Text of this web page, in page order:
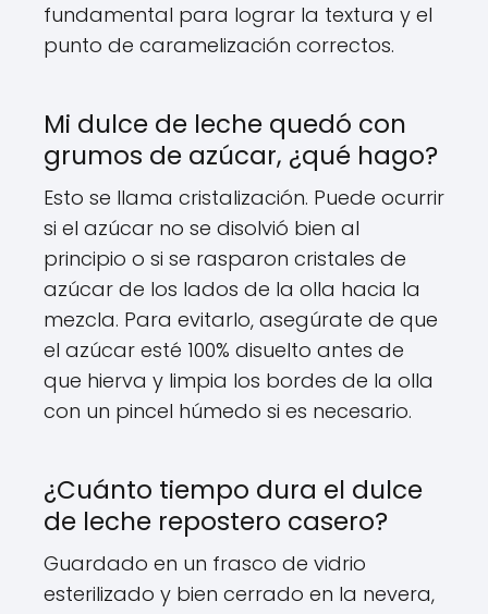
fundamental para lograr la textura y el
punto de caramelización correctos.
Mi dulce de leche quedó con
grumos de azúcar, ¿qué hago?
Esto se llama cristalización. Puede ocurrir
si el azúcar no se disolvió bien al
principio o si se rasparon cristales de
azúcar de los lados de la olla hacia la
mezcla. Para evitarlo, asegúrate de que
el azúcar esté 100% disuelto antes de
que hierva y limpia los bordes de la olla
con un pincel húmedo si es necesario.
¿Cuánto tiempo dura el dulce
de leche repostero casero?
Guardado en un frasco de vidrio
esterilizado y bien cerrado en la nevera,